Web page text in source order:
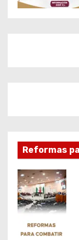
Reformas